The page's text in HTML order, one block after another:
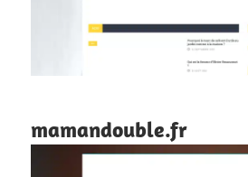
mamandouble.fr